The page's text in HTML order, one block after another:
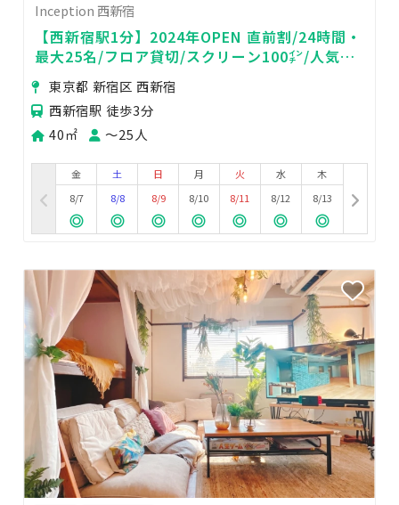
Inception 西新宿
【西新宿駅1分】2024年OPEN 直前割/24時間・
最大25名/フロア貸切/スクリーン100㌅/人気ゲ
ーム/パーティ、セミナー
東京都 新宿区 西新宿
西新宿駅 徒歩3分
40㎡
〜25人
金
8/7
土
8/8
日
8/9
月
8/10
火
8/11
水
8/12
木
8/13